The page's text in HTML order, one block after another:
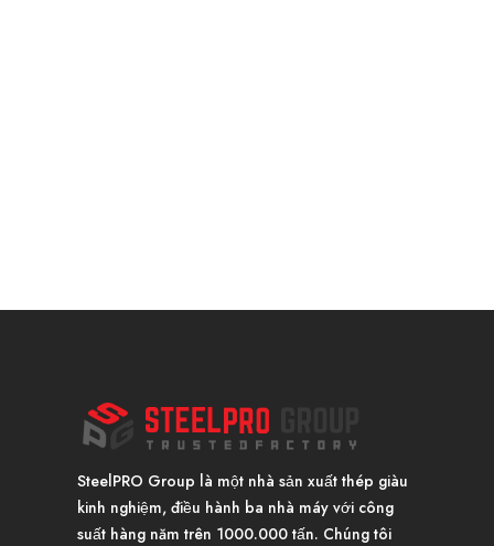
SteelPRO Group là một nhà sản xuất thép giàu
kinh nghiệm, điều hành ba nhà máy với công
suất hàng năm trên 1000.000 tấn. Chúng tôi